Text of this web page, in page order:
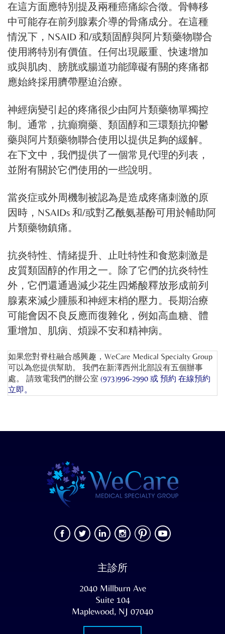
在這方面應特別提及兩種癌痛綜合徵。骨轉移
中可能存在前列腺素介導的骨痛成分。在這種
情況下，NSAID 和/或類固醇與阿片類藥物聯合
使用將特別有價值。任何出現嚴重、快速增加
或與肌肉、膀胱或腸道功能障礙有關的疼痛都
應始終採用臍帶壓迫治療。
神經病變引起的疼痛很少由阿片類藥物單獨控
制。通常，抗癲癇藥、類固醇和三環類抗抑鬱
藥與阿片類藥物聯合使用以提供足夠的緩解。
在下文中，我們提供了一個常見代理的列表，
並附有關於它們使用的一些說明。
當炎症或外周機制被認為是造成疼痛刺激的原
因時，NSAIDs 和/或對乙酰氨基酚可用於輔助阿
片類藥物鎮痛。
抗炎特性、情緒提升、止吐特性和食慾刺激是
皮質類固醇的作用之一。除了它們的抗炎特性
外，它們還通過減少花生四烯酸釋放形成前列
腺素來減少腫脹和神經末梢的壓力。長期治療
可能會因不良反應而復雜化，例如高血糖、體
重增加、肌病、煩躁不安和精神病。
如果您對脊柱融合感興趣，WeCare Medical Specialty Group
可以為您提供幫助。 我們在新澤西州北部設有五個辦事
處。 請致電我們的辦公室 (973)996-2990 或 預約 在線預約
立即。
主診所
2040 Millburn Ave
Suite 104
Maplewood, NJ 07040